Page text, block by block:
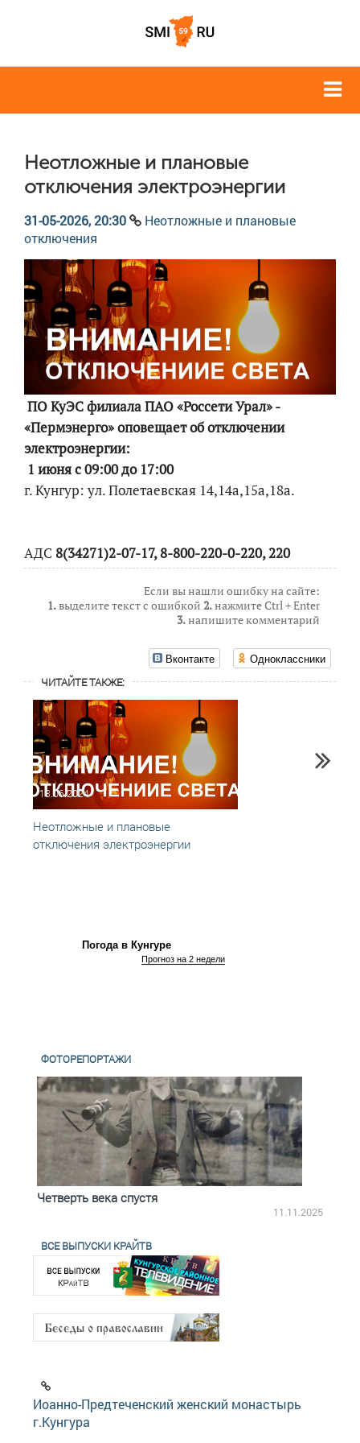
Неотложные и плановые
отключения электроэнергии
31-05-2026, 20:30
Неотложные и плановые
отключения
ПО КуЭС филиала ПАО «Россети Урал» -
«Пермэнерго» оповещает об отключении
электроэнергии:
1 июня с 09:00 до 17:00
г. Кунгур: ул. Полетаевская 14,14а,15а,18а.
АДС 8(34271)2-07-17, 8-800-220-0-220, 220
Если вы нашли ошибку на сайте:
1.выделите текст с ошибкой 2.нажмите Ctrl + Enter
3.напишите комментарий
Вконтакте Одноклассники
ЧИТАЙТЕ ТАКЖЕ:
13.06.2024
Неотложные и плановые
отключения электроэнергии
Погода в Кунгуре
Прогноз на 2 недели
ФОТОРЕПОРТАЖИ
Четверть века спустя
11.11.2025
ВСЕ ВЫПУСКИ КРАЙТВ
Иоанно-Предтеченский женский монастырь
г.Кунгура